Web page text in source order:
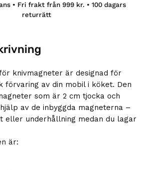
• Fri frakt från 999 kr. • 100 dagars
returrätt
knivmagneter är designad för
förvaring av din mobil i köket. Den
som är 2 cm tjocka och
av de inbyggda magneterna –
eller underhållning medan du lagar
är: